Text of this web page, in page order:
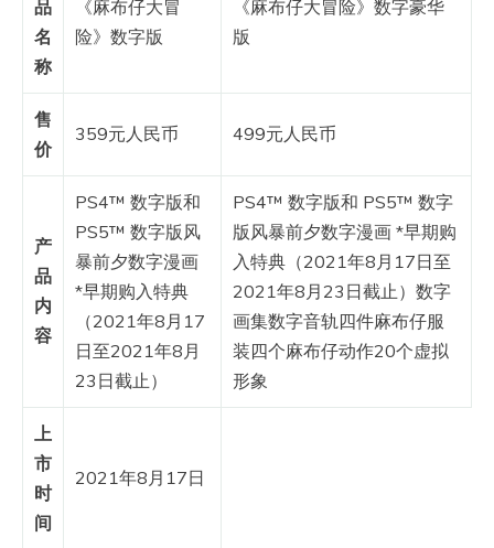
品
名
称
《麻布仔大冒
险》数字版
《麻布仔大冒险》数字豪华
版
售
价
359元人民币 499元人民币
产
品
内
容
PS4™ 数字版和
PS5™ 数字版风
暴前夕数字漫画
*早期购入特典
（2021年8月17
日至2021年8月
23日截止）
PS4™ 数字版和 PS5™ 数字
版风暴前夕数字漫画 *早期购
入特典（2021年8月17日至
2021年8月23日截止）数字
画集数字音轨四件麻布仔服
装四个麻布仔动作20个虚拟
形象
上
市
时
间
2021年8月17日